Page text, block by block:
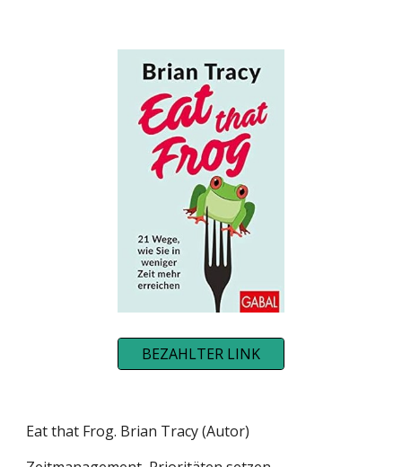
BEZAHLTER LINK
Eat that Frog. Brian Tracy (Autor)